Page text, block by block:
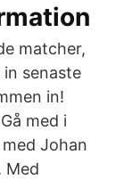
matcher,
senaste
in!
med i
Johan
Med